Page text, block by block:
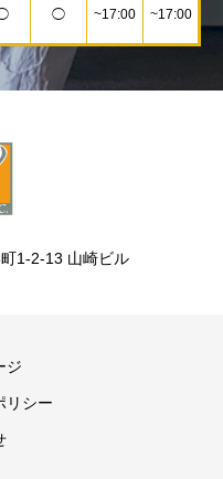
◯ ~17:00 ~17:00
1-2-13 山崎ビル
ジ
リシー